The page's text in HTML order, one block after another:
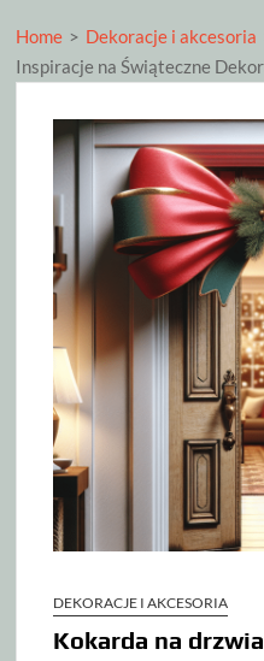
Home > Dekoracje i akcesoria
Inspiracje na Świąteczne
DEKORACJE I AKCESORIA
Kokarda na